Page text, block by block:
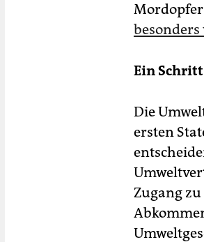
Ein
Die
ersten
Zugang